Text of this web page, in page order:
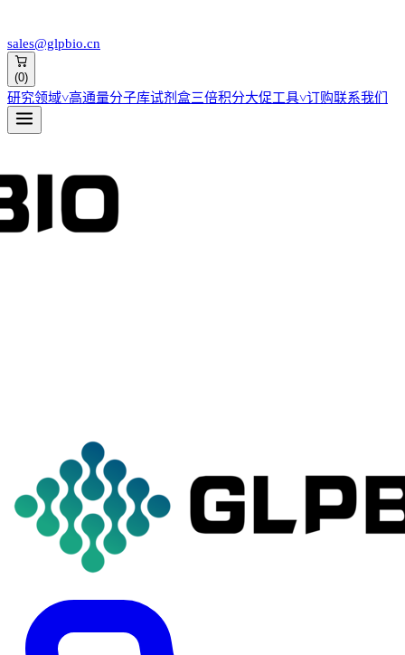
sales@glpbio.cn
(0)
研究领域˅高通量分子库试剂盒三倍积分大促工具˅订购联系我们